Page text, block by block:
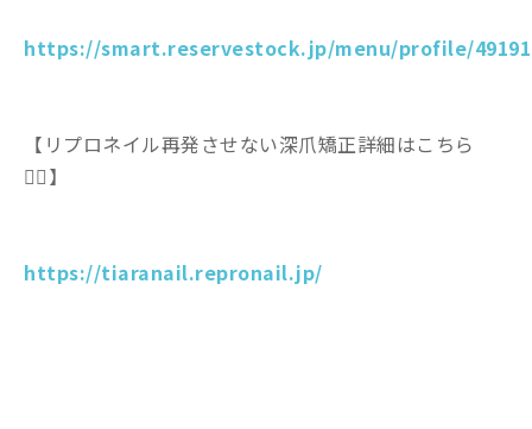
https://smart.reservestock.jp/menu/profile/49191
【リプロネイル再発させない深爪矯正詳細はこちら
💁‍♀️】
https://tiaranail.repronail.jp/